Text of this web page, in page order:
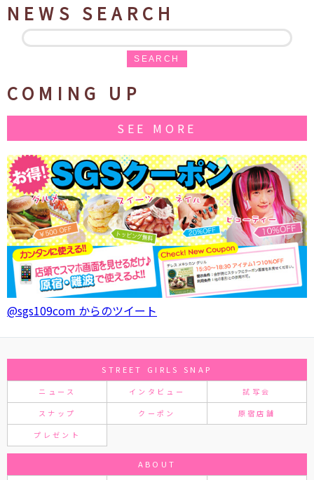
NEWS SEARCH
SEARCH
COMING UP
SEE MORE
@sgs109com からのツイート
STREET GIRLS SNAP
ニュース インタビュー 試写会
スナップ クーポン 原宿店舗
プレゼント
ABOUT